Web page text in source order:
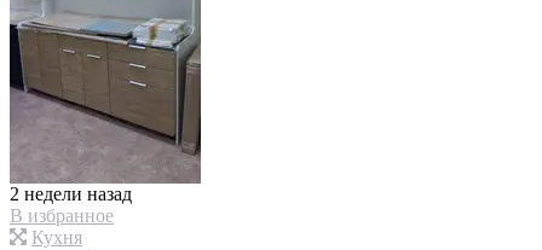
2 недели назад
В избранное
Кухня